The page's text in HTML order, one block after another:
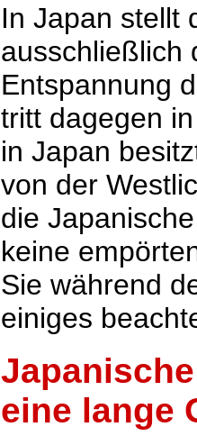
In Japan stellt
ausschließlich
Entspannung
tritt dagegen
in Japan
von der
die
keine
Sie während
einiges
eine lange